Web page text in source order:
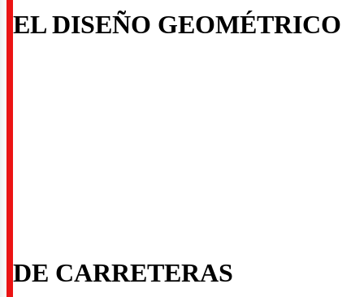
EL DISEÑO GEOMÉTRICO
DE CARRETERAS